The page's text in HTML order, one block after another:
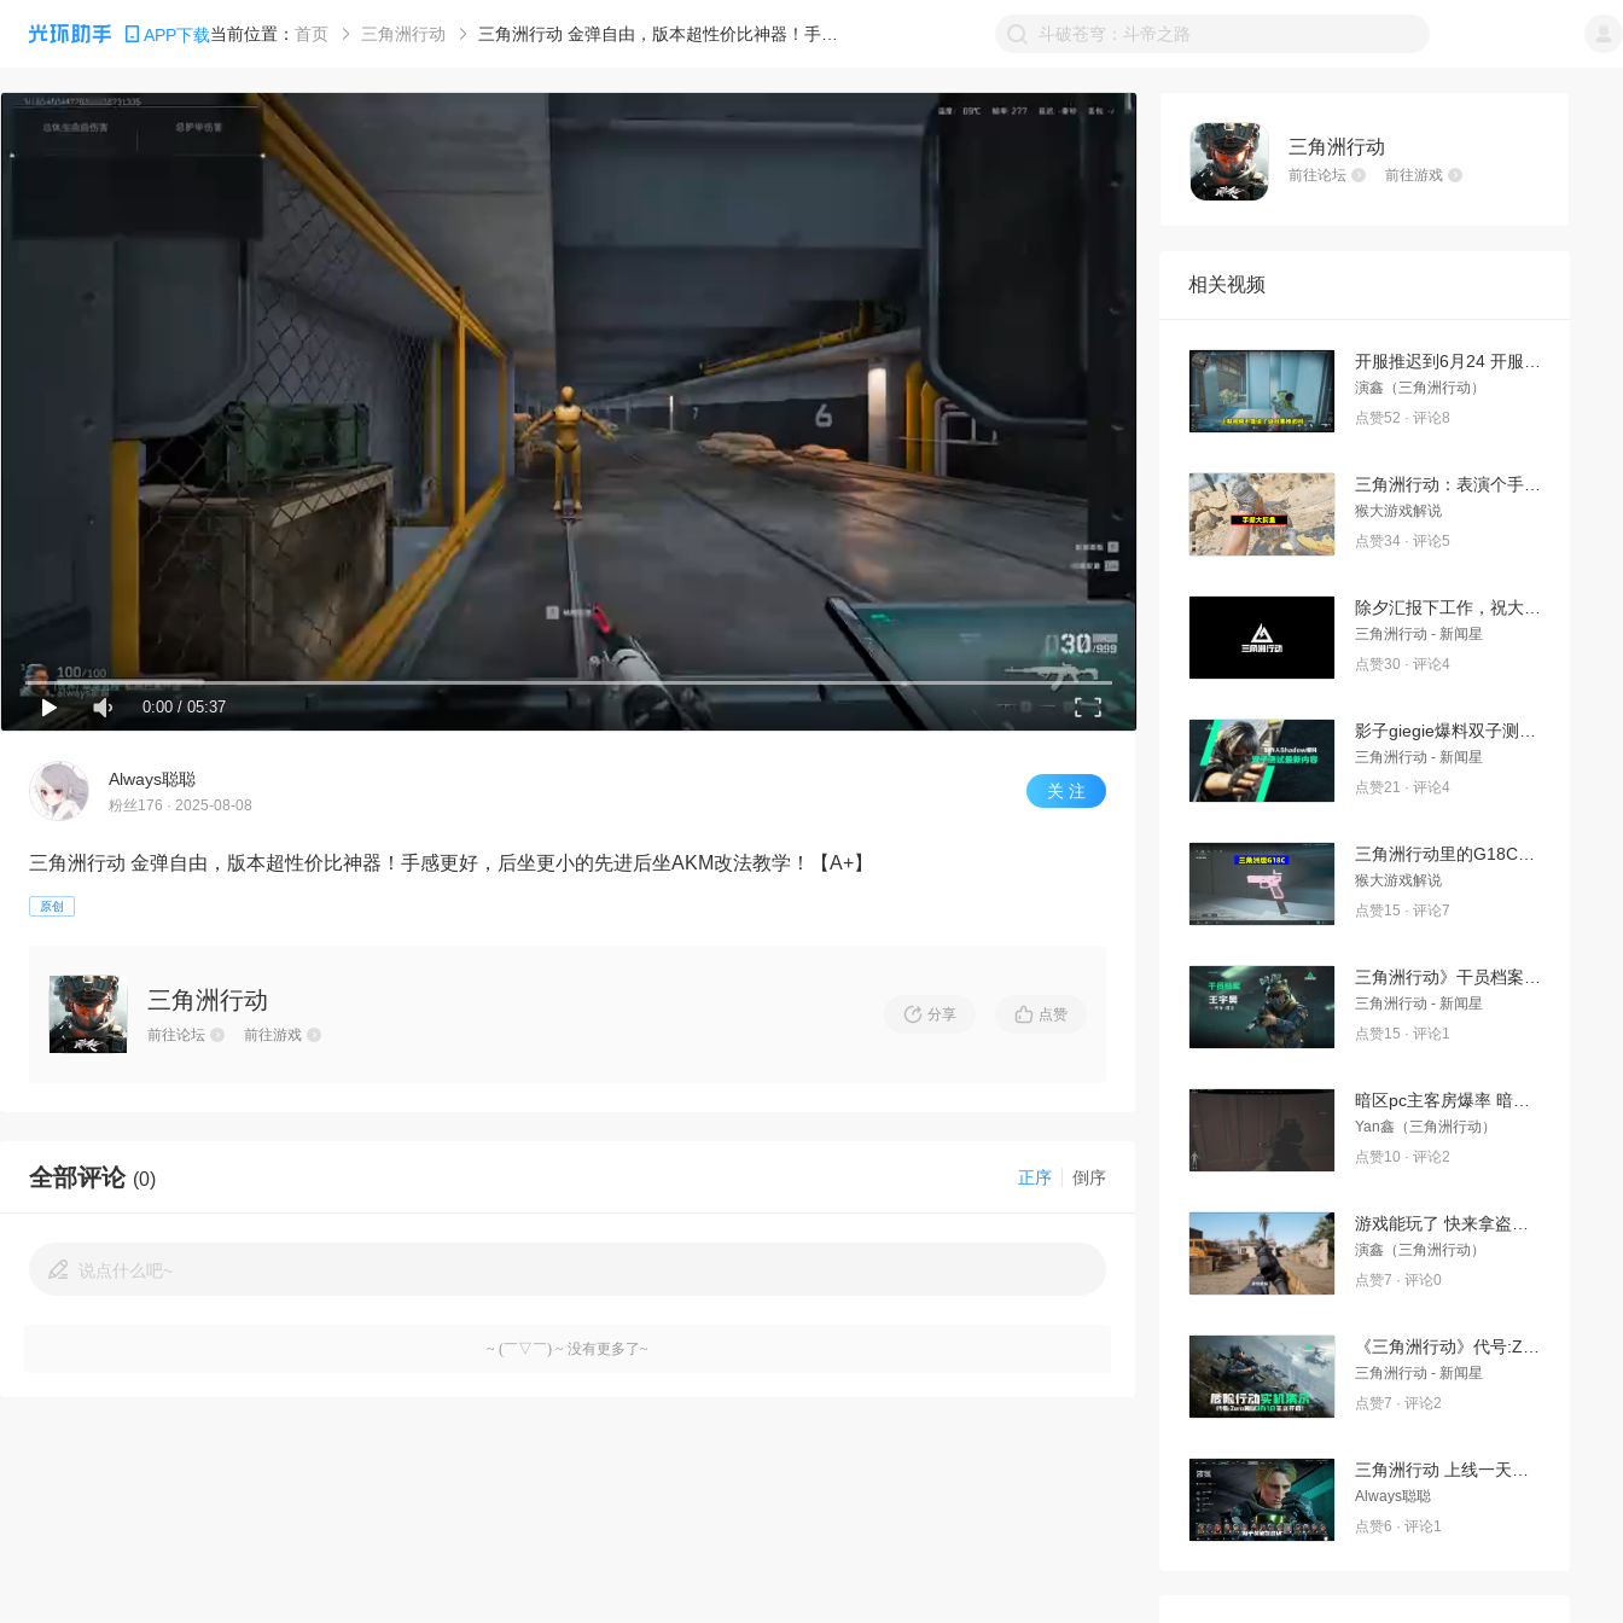
APP下载当前位置： 首页 三角洲行动
0:00 / 05:37
Always聪聪
粉丝176 · 2025-08-08
关 注
三角洲行动 金弹自由，版本超性价比神器！手感更好，后坐更小的先进后坐AKM改法教学！【A+】
原创
三角洲行动
前往论坛 前往游戏
分享 点赞
全部评论 (0) 正序 倒序
说点什么吧~
~ (￣▽￣) ~ 没有更多了~
三角洲行动
前往论坛 前往游戏
相关视频
演鑫（三角洲行动）
点赞52 · 评论8
猴大游戏解说
点赞34 · 评论5
三角洲行动 - 新闻星
点赞30 · 评论4
三角洲行动 - 新闻星
点赞21 · 评论4
猴大游戏解说
点赞15 · 评论7
三角洲行动 - 新闻星
点赞15 · 评论1
Yan鑫（三角洲行动）
点赞10 · 评论2
演鑫（三角洲行动）
点赞7 · 评论0
三角洲行动 - 新闻星
点赞7 · 评论2
Always聪聪
点赞6 · 评论1